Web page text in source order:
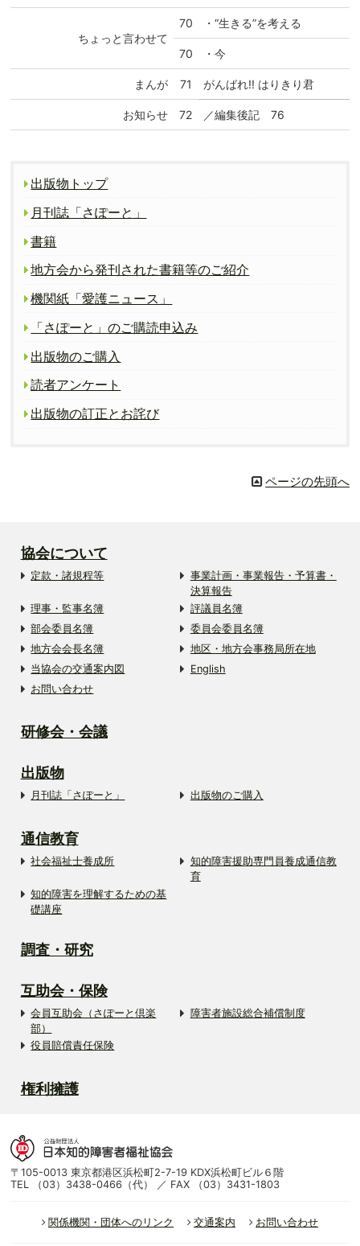
ちょっと言わせて
70 ・“生きる”を考える
70 ・今
まんが 71 がんばれ!! はりきり君
お知らせ 72 ／編集後記 76
出版物トップ
月刊誌「さぽーと」
書籍
地方会から発刊された書籍等のご紹介
機関紙「愛護ニュース」
「さぽーと」のご購読申込み
出版物のご購入
読者アンケート
出版物の訂正とお詫び
ページの先頭へ
協会について
定款・諸規程等
事業計画・事業報告・予算書・
決算報告
理事・監事名簿
評議員名簿
部会委員名簿
委員会委員名簿
地方会会長名簿
地区・地方会事務局所在地
当協会の交通案内図
English
お問い合わせ
研修会・会議
出版物
月刊誌「さぽーと」 出版物のご購入
通信教育
社会福祉士養成所
知的障害援助専門員養成通信教
育
知的障害を理解するための基
礎講座
調査・研究
互助会・保険
会員互助会（さぽーと倶楽
部）
障害者施設総合補償制度
役員賠償責任保険
権利擁護
〒105-0013 東京都港区浜松町2-7-19 KDX浜松町ビル６階
TEL （03）3438-0466（代） ／ FAX （03）3431-1803
関係機関・団体へのリンク 交通案内 お問い合わせ